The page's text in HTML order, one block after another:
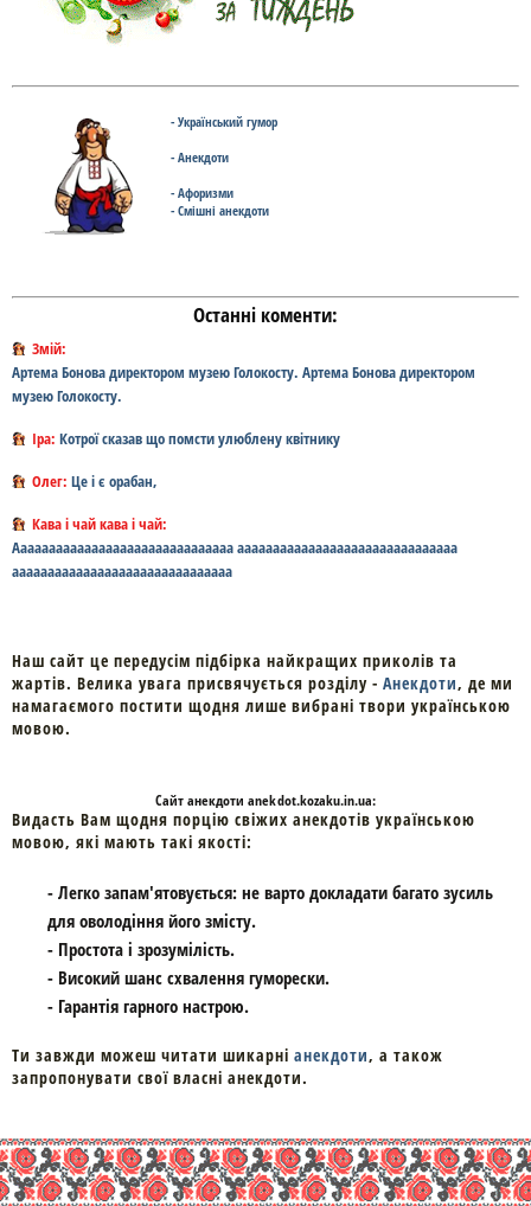
- Український гумор
- Анекдоти
- Афоризми
- Смішні анекдоти
Останні коменти:
Змій:
Артема Бонова директором музею Голокосту. Артема Бонова директором
музею Голокосту.
Іра: Котрої сказав що помсти улюблену квітнику
Олег: Це і є орабан,
Кава і чай кава і чай:
Ааааааааааааааааааааааааааааааа ааааааааааааааааааааааааааааааа
ааааааааааааааааааааааааааааааа
Наш сайт це передусім підбірка найкращих приколів та
жартів. Велика увага присвячується розділу - Анекдоти, де ми
намагаємого постити щодня лише вибрані твори українською
мовою.
Cайтанекдоти anekdot.kozaku.in.ua:
Видасть Вам щодня порцію свіжих анекдотів українською
мовою, які мають такі якості:
- Легко запам'ятовується: не варто докладати багато зусиль
для оволодіння його змісту.
- Простота і зрозумілість.
- Високий шанс схвалення гуморески.
- Гарантія гарного настрою.
Ти завжди можеш читати шикарні анекдоти, а також
запропонувати свої власні анекдоти.